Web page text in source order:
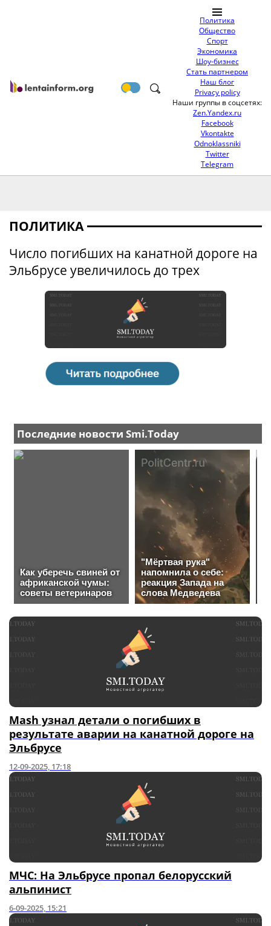
Политика
Общество
Спорт
Экономика
Шоу-бизнес
Стать партнером
Наш блог
Privacy policy
Наши группы в соцсетях:
Zen.Yandex.ru
Facebook
Vkontakte
Odnoklassniki
Twitter
Telegram
ПОЛИТИКА
Число погибших на канатной дороге на
Эльбрусе увеличилось до трех
Mash узнал детали о погибших в
результате аварии на канатной дороге на
Эльбрусе
12-09-2025, 17:18
МЧС: На Эльбрусе пропал белорусский
альпинист
6-09-2025, 15:21